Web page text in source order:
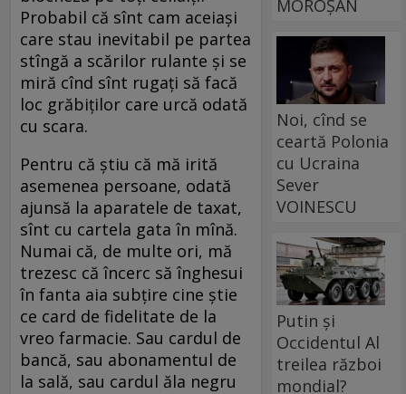
Probabil că sînt cam aceiaşi
care stau inevitabil pe partea
stîngă a scărilor rulante şi se
miră cînd sînt rugaţi să facă
loc grăbiţilor care urcă odată
cu scara.
Pentru că ştiu că mă irită
asemenea persoane, odată
ajunsă la aparatele de taxat,
sînt cu cartela gata în mînă.
Numai că, de multe ori, mă
trezesc că încerc să înghesui
în fanta aia subţire cine ştie
ce card de fidelitate de la
vreo farmacie. Sau cardul de
bancă, sau abonamentul de
la sală, sau cardul ăla negru
MOROȘAN
Noi, cînd se
ceartă Polonia
cu Ucraina
Sever
VOINESCU
Putin și
Occidentul Al
treilea război
mondial?